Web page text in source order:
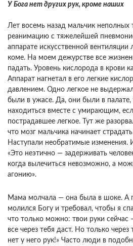
У Бога нет других рук, кроме наших
Лет восемь назад мальчик неполных
реанимацию с тяжелейшей
аппарате искусственной вентиляции
коме. На моем дежурстве все
падать. Уровень кислорода в крови
Аппарат нагнетал в его легкие
давлением. Одно легкое не
были в ужасе. Да, они были в палате,
находиться вместе с умирающим,
пострадавшее легкое. Тут же
что мозг мальчика начинает
Наступали необратимые изменения.
«Это неэтично — задерживать
когда вылечиться невозможно, а
агонию».
Мама молчала — она была в шоке. А
молился Богу и требовал, чтобы я
что только можно: твои руки сейчас
все через тебя даст. Но только
нет у него рук!» Часто люди в